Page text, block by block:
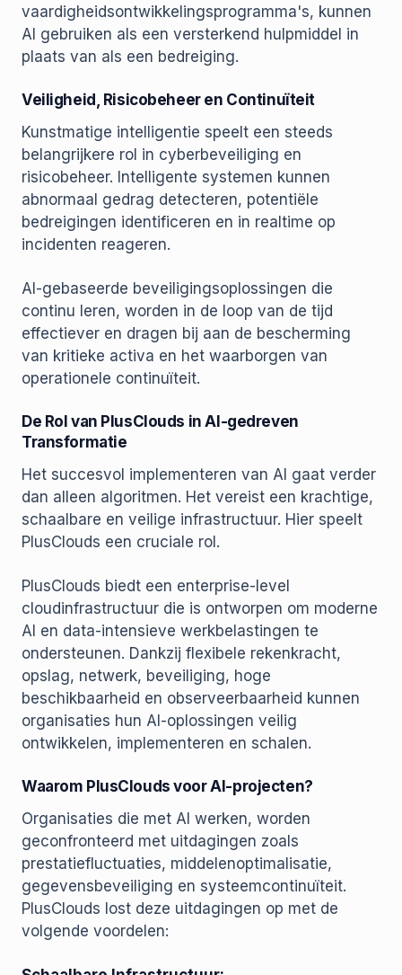
vaardigheidsontwikkelingsprogramma's, kunnen
AI gebruiken als een versterkend hulpmiddel in
plaats van als een bedreiging.
Veiligheid, Risicobeheer en Continuïteit
Kunstmatige intelligentie speelt een steeds
belangrijkere rol in cyberbeveiliging en
risicobeheer. Intelligente systemen kunnen
abnormaal gedrag detecteren, potentiële
bedreigingen identificeren en in realtime op
incidenten reageren.
AI-gebaseerde beveiligingsoplossingen die
continu leren, worden in de loop van de tijd
effectiever en dragen bij aan de bescherming
van kritieke activa en het waarborgen van
operationele continuïteit.
De Rol van PlusClouds in AI-gedreven
Transformatie
Het succesvol implementeren van AI gaat verder
dan alleen algoritmen. Het vereist een krachtige,
schaalbare en veilige infrastructuur. Hier speelt
PlusClouds een cruciale rol.
PlusClouds biedt een enterprise-level
cloudinfrastructuur die is ontworpen om moderne
AI en data-intensieve werkbelastingen te
ondersteunen. Dankzij flexibele rekenkracht,
opslag, netwerk, beveiliging, hoge
beschikbaarheid en observeerbaarheid kunnen
organisaties hun AI-oplossingen veilig
ontwikkelen, implementeren en schalen.
Waarom PlusClouds voor AI-projecten?
Organisaties die met AI werken, worden
geconfronteerd met uitdagingen zoals
prestatiefluctuaties, middelenoptimalisatie,
gegevensbeveiliging en systeemcontinuïteit.
PlusClouds lost deze uitdagingen op met de
volgende voordelen: